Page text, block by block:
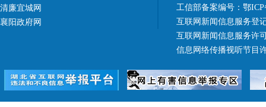
清廉宜城网
襄阳政府网
工信部备案编号： 鄂ICP
互联网新闻信息服务登
互联网新闻信息服务许
信息网络传播视听节目